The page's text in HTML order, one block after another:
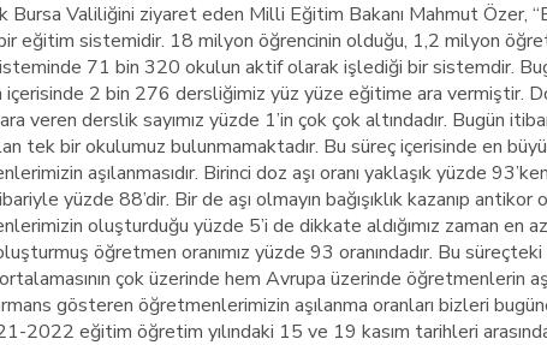
Bursa Valiliğini ziyaret eden Milli Eğitim Bakanı Mahmut Özer,
eğitim sistemidir. 18 milyon öğrencinin olduğu, 1,2 milyon
71 bin 320 okulun aktif olarak işlediği bir sistemdir.
2 bin 276 dersliğimiz yüz yüze eğitime ara vermiştir.
veren derslik sayımız yüzde 1’in çok çok altındadır. Bugün
tek bir okulumuz bulunmamaktadır. Bu süreç içerisinde en
aşılanmasıdır. Birinci doz aşı oranı yaklaşık yüzde
yüzde 88’dir. Bir de aşı olmayın bağışıklık kazanıp antikor
oluşturduğu yüzde 5’i de dikkate aldığımız zaman en
öğretmen oranımız yüzde 93 oranındadır. Bu süreçteki
çok üzerinde hem Avrupa üzerinde öğretmenlerin
gösteren öğretmenlerimizin aşılanma oranları bizleri
2022 eğitim öğretim yılındaki 15 ve 19 kasım tarihleri